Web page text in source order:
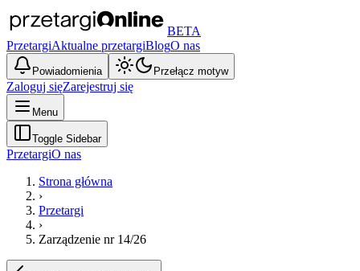
BETA
PrzetargiAktualne przetargiBlogO nas
Powiadomienia Przełącz motyw
Zaloguj sięZarejestruj się
Menu
Toggle Sidebar
PrzetargiO nas
Strona główna
›
Przetargi
›
Zarządzenie nr 14/26